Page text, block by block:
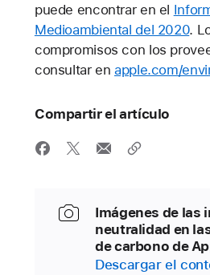
puede encontrar en el
Medioambiental del 2020.
compromisos con los
consultar enapple.com/
Compartir el artículo
Imágenes de las
neutralidad en
de carbono de
Descargar el